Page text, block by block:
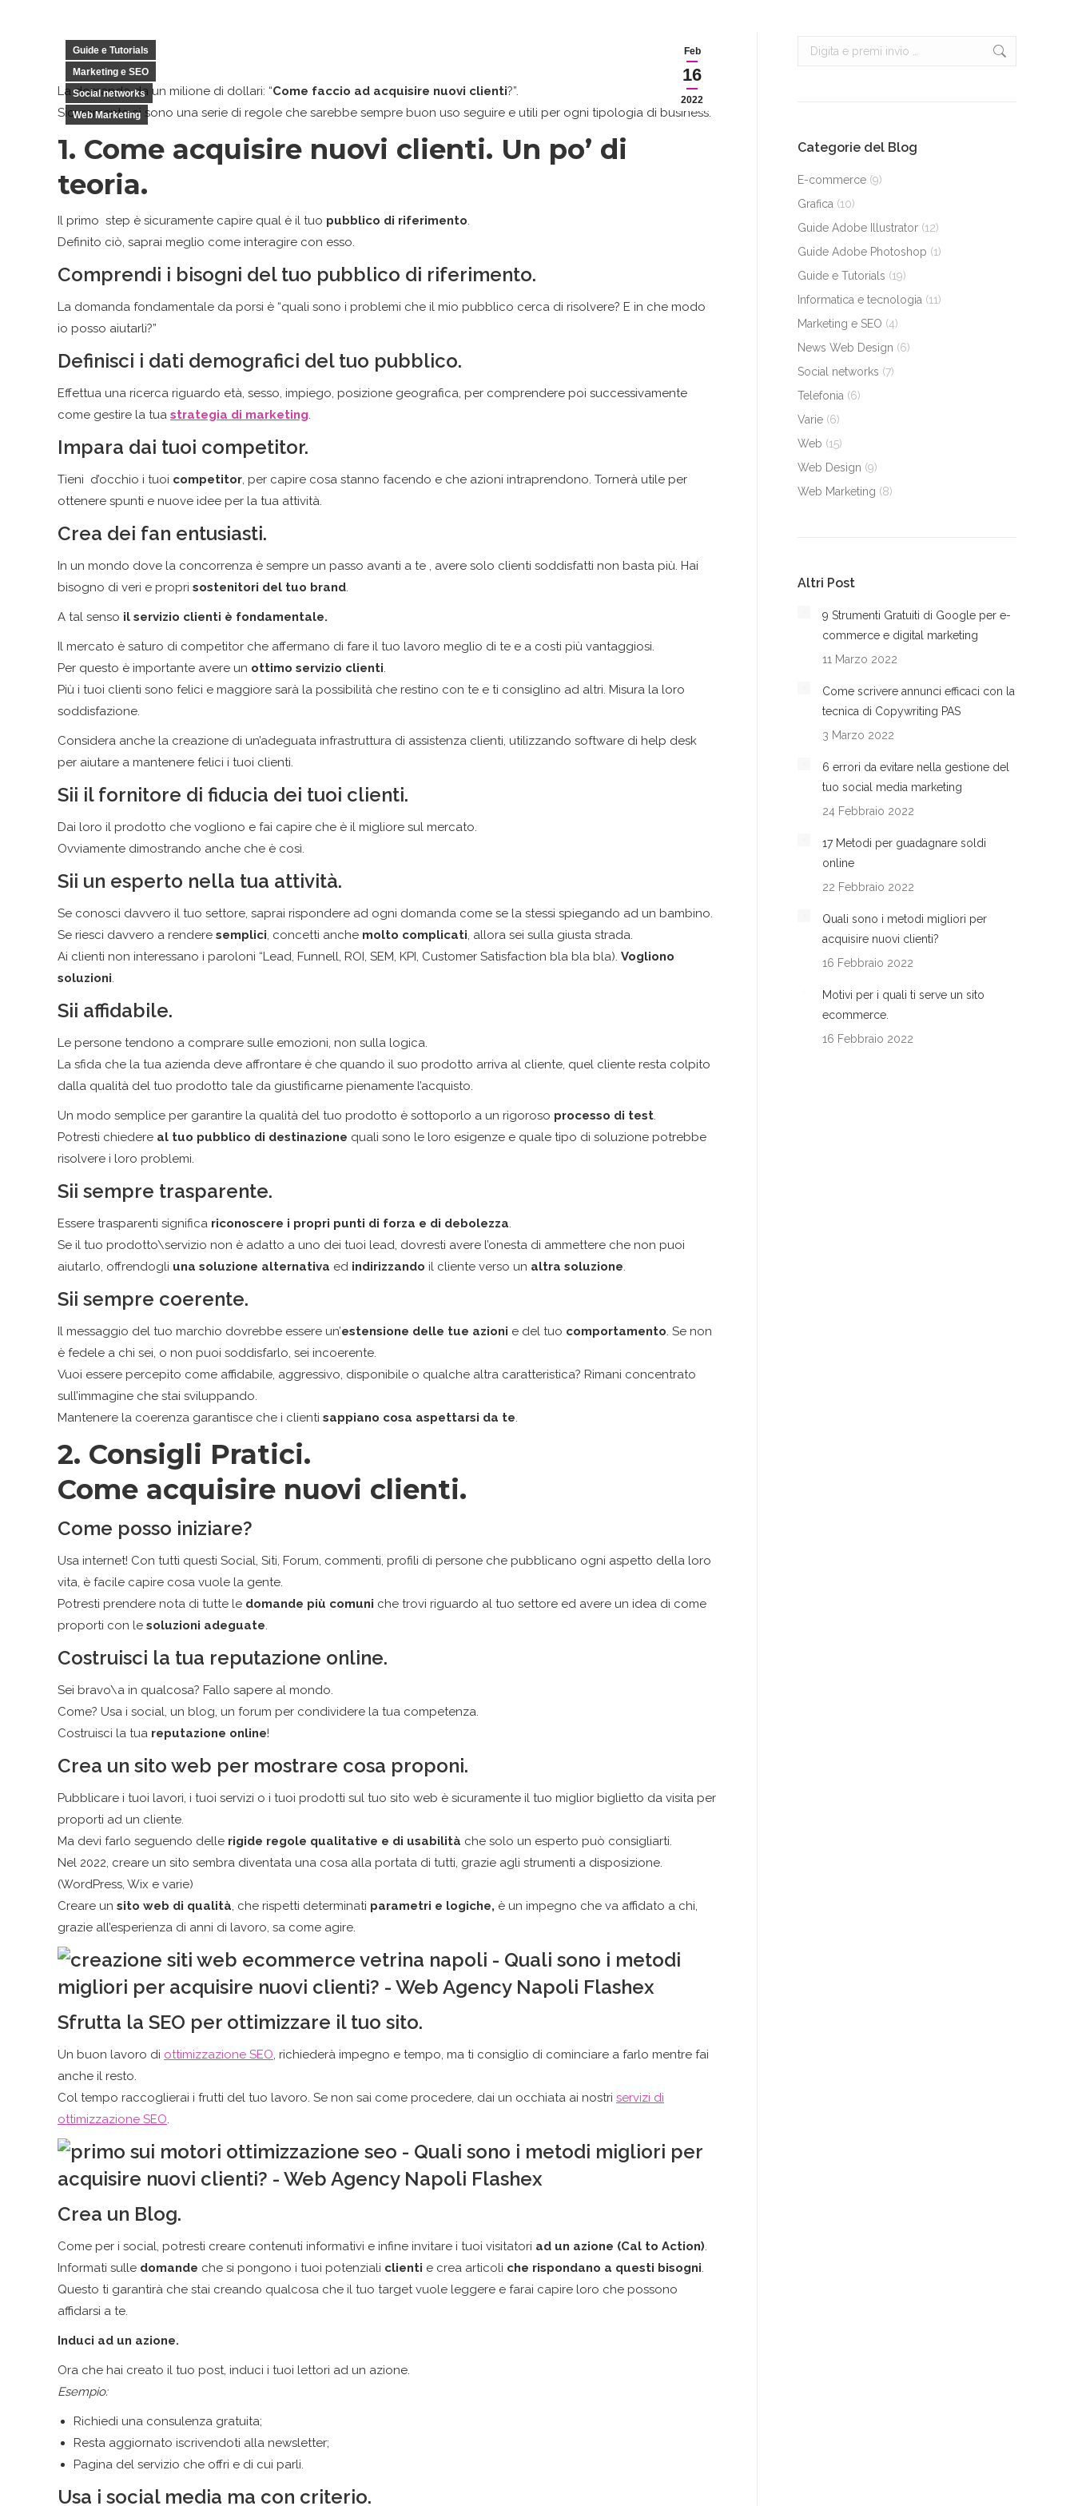
Feb
16
2022
Guide e Tutorials
Marketing e SEO
Social networks
Web Marketing
La domanda da un milione di dollari: “Come faccio ad acquisire nuovi clienti?”.
Sicuramente ci sono una serie di regole che sarebbe sempre buon uso seguire e utili per ogni tipologia di business.
1. Come acquisire nuovi clienti. Un po’ di
teoria.
Il primo step è sicuramente capire qual è il tuo pubblico di riferimento.
Definito ciò, saprai meglio come interagire con esso.
Comprendi i bisogni del tuo pubblico di riferimento.
La domanda fondamentale da porsi è “quali sono i problemi che il mio pubblico cerca di risolvere? E in che modo
io posso aiutarli?”
Definisci i dati demografici del tuo pubblico.
Effettua una ricerca riguardo età, sesso, impiego, posizione geografica, per comprendere poi successivamente
come gestire la tua strategia di marketing.
Impara dai tuoi competitor.
Tieni d’occhio i tuoi competitor, per capire cosa stanno facendo e che azioni intraprendono. Tornerà utile per
ottenere spunti e nuove idee per la tua attività.
Crea dei fan entusiasti.
In un mondo dove la concorrenza è sempre un passo avanti a te , avere solo clienti soddisfatti non basta più. Hai
bisogno di veri e propri sostenitori del tuo brand.
A tal senso il servizio clienti è fondamentale.
Il mercato è saturo di competitor che affermano di fare il tuo lavoro meglio di te e a costi più vantaggiosi.
Per questo è importante avere un ottimo servizio clienti.
Più i tuoi clienti sono felici e maggiore sarà la possibilità che restino con te e ti consiglino ad altri. Misura la loro
soddisfazione.
Considera anche la creazione di un’adeguata infrastruttura di assistenza clienti, utilizzando software di help desk
per aiutare a mantenere felici i tuoi clienti.
Sii il fornitore di fiducia dei tuoi clienti.
Dai loro il prodotto che vogliono e fai capire che è il migliore sul mercato.
Ovviamente dimostrando anche che è così.
Sii un esperto nella tua attività.
Se conosci davvero il tuo settore, saprai rispondere ad ogni domanda come se la stessi spiegando ad un bambino.
Se riesci davvero a rendere semplici, concetti anche molto complicati, allora sei sulla giusta strada.
Ai clienti non interessano i paroloni “Lead, Funnell, ROI, SEM, KPI, Customer Satisfaction bla bla bla). Vogliono
soluzioni.
Sii affidabile.
Le persone tendono a comprare sulle emozioni, non sulla logica.
La sfida che la tua azienda deve affrontare è che quando il suo prodotto arriva al cliente, quel cliente resta colpito
dalla qualità del tuo prodotto tale da giustificarne pienamente l’acquisto.
Un modo semplice per garantire la qualità del tuo prodotto è sottoporlo a un rigoroso processo di test.
Potresti chiedere al tuo pubblico di destinazione quali sono le loro esigenze e quale tipo di soluzione potrebbe
risolvere i loro problemi.
Sii sempre trasparente.
Essere trasparenti significa riconoscere i propri punti di forza e di debolezza.
Se il tuo prodotto\servizio non è adatto a uno dei tuoi lead, dovresti avere l’onesta di ammettere che non puoi
aiutarlo, offrendogli una soluzione alternativa ed indirizzando il cliente verso un altra soluzione.
Sii sempre coerente.
Il messaggio del tuo marchio dovrebbe essere un’estensione delle tue azioni e del tuo comportamento. Se non
è fedele a chi sei, o non puoi soddisfarlo, sei incoerente.
Vuoi essere percepito come affidabile, aggressivo, disponibile o qualche altra caratteristica? Rimani concentrato
sull’immagine che stai sviluppando.
Mantenere la coerenza garantisce che i clienti sappiano cosa aspettarsi da te.
2. Consigli Pratici.
Come acquisire nuovi clienti.
Come posso iniziare?
Usa internet! Con tutti questi Social, Siti, Forum, commenti, profili di persone che pubblicano ogni aspetto della loro
vita, è facile capire cosa vuole la gente.
Potresti prendere nota di tutte le domande più comuni che trovi riguardo al tuo settore ed avere un idea di come
proporti con le soluzioni adeguate.
Costruisci la tua reputazione online.
Sei bravo\a in qualcosa? Fallo sapere al mondo.
Come? Usa i social, un blog, un forum per condividere la tua competenza.
Costruisci la tua reputazione online!
Crea un sito web per mostrare cosa proponi.
Pubblicare i tuoi lavori, i tuoi servizi o i tuoi prodotti sul tuo sito web è sicuramente il tuo miglior biglietto da visita per
proporti ad un cliente.
Ma devi farlo seguendo delle rigide regole qualitative e di usabilità che solo un esperto può consigliarti.
Nel 2022, creare un sito sembra diventata una cosa alla portata di tutti, grazie agli strumenti a disposizione.
(WordPress, Wix e varie)
Creare un sito web di qualità, che rispetti determinati parametri e logiche, è un impegno che va affidato a chi,
grazie all’esperienza di anni di lavoro, sa come agire.
Sfrutta la SEO per ottimizzare il tuo sito.
Un buon lavoro di ottimizzazione SEO, richiederà impegno e tempo, ma ti consiglio di cominciare a farlo mentre fai
anche il resto.
Col tempo raccoglierai i frutti del tuo lavoro. Se non sai come procedere, dai un occhiata ai nostri servizi di
ottimizzazione SEO.
Crea un Blog.
Come per i social, potresti creare contenuti informativi e infine invitare i tuoi visitatori ad un azione (Cal to Action).
Informati sulle domande che si pongono i tuoi potenziali clienti e crea articoli che rispondano a questi bisogni.
Questo ti garantirà che stai creando qualcosa che il tuo target vuole leggere e farai capire loro che possono
affidarsi a te.
Induci ad un azione.
Ora che hai creato il tuo post, induci i tuoi lettori ad un azione.
Esempio:
Richiedi una consulenza gratuita;
Resta aggiornato iscrivendoti alla newsletter;
Pagina del servizio che offri e di cui parli.
Usa i social media ma con criterio.
Cerca:
Categorie del Blog
E-commerce (9)
Grafica (10)
Guide Adobe Illustrator (12)
Guide Adobe Photoshop (1)
Guide e Tutorials (19)
Informatica e tecnologia (11)
Marketing e SEO (4)
News Web Design (6)
Social networks (7)
Telefonia (6)
Varie (6)
Web (15)
Web Design (9)
Web Marketing (8)
Altri Post
9 Strumenti Gratuiti di Google per e-
commerce e digital marketing
11 Marzo 2022
Come scrivere annunci efficaci con la
tecnica di Copywriting PAS
3 Marzo 2022
6 errori da evitare nella gestione del
tuo social media marketing
24 Febbraio 2022
17 Metodi per guadagnare soldi
online
22 Febbraio 2022
Quali sono i metodi migliori per
acquisire nuovi clienti?
16 Febbraio 2022
Motivi per i quali ti serve un sito
ecommerce.
16 Febbraio 2022